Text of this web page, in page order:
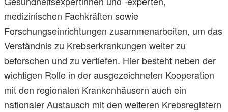
medizinischen Fachkräften sowie
Forschungseinrichtungen zusammenarbeiten, um das
Verständnis zu Krebserkrankungen weiter zu
beforschen und zu vertiefen. Hier besteht neben der
wichtigen Rolle in der ausgezeichneten Kooperation
mit den regionalen Krankenhäusern auch ein
nationaler Austausch mit den weiteren Krebsregistern